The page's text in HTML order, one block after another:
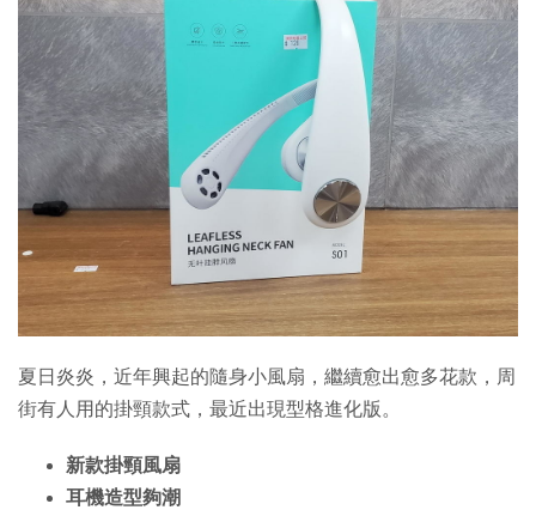
教學評測
EduTech
IT Times
生成式AI與雲端應用
Enterprise Digital Transformation
夏日炎炎，近年興起的隨身小風扇，繼續愈出愈多花款，周
街有人用的掛頸款式，最近出現型格進化版。
新款掛頸風扇
耳機造型夠潮